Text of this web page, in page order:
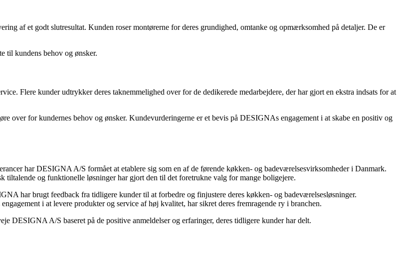
af et godt slutresultat. Kunden roser montørerne for deres grundighed, omtanke og opmærksomhed på detaljer. De er
til kundens behov og ønsker.
Flere kunder udtrykker deres taknemmelighed over for de dedikerede medarbejdere, der har gjort en ekstra indsats for at
for kundernes behov og ønsker. Kundevurderingerne er et bevis på DESIGNAs engagement i at skabe en positiv og
har DESIGNA A/S formået at etablere sig som en af de førende køkken- og badeværelsesvirksomheder i Danmark.
og funktionelle løsninger har gjort den til det foretrukne valg for mange boligejere.
har brugt feedback fra tidligere kunder til at forbedre og finjustere deres køkken- og badeværelsesløsninger.
i at levere produkter og service af høj kvalitet, har sikret deres fremragende ry i branchen.
DESIGNA A/S baseret på de positive anmeldelser og erfaringer, deres tidligere kunder har delt.